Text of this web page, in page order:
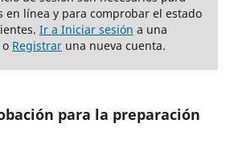
en línea y para comprobar el estado
Ir a Iniciar sesión a una
Registraruna nueva cuenta.
para la preparación